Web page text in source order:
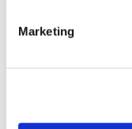
Marketing